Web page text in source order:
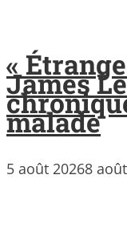
«
James
malade
5 août 20268